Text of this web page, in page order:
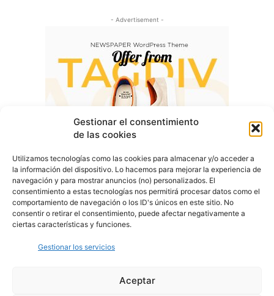
Gestionar el consentimiento
de las cookies
Utilizamos tecnologías como las cookies para almacenar y/o acceder a
la información del dispositivo. Lo hacemos para mejorar la experiencia de
navegación y para mostrar anuncios (no) personalizados. El
consentimiento a estas tecnologías nos permitirá procesar datos como el
comportamiento de navegación o los ID's únicos en este sitio. No
consentir o retirar el consentimiento, puede afectar negativamente a
ciertas características y funciones.
Gestionar los servicios
Aceptar
- Advertisement -